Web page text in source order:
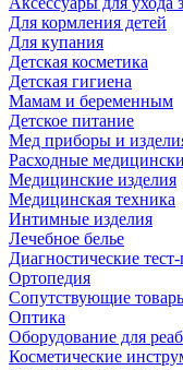
Для кормления детей
Для купания
Детская косметика
Детская гигиена
Мамам и беременным
Детское питание
Мед приборы и
Расходные
Медицинские изделия
Медицинская техника
Интимные изделия
Лечебное белье
Диагностические
Ортопедия
Сопутствующие
Оптика
Оборудование для
Косметические